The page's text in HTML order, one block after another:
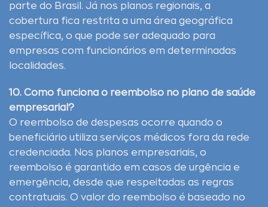
parte do Brasil. Já nos planos regionais, a
cobertura fica restrita a uma área geográfica
específica, o que pode ser adequado para
empresas com funcionários em determinadas
localidades.
10. Como funciona o reembolso no plano de saúde
empresarial?
O reembolso de despesas ocorre quando o
beneficiário utiliza serviços médicos fora da rede
credenciada. Nos planos empresariais, o
reembolso é garantido em casos de urgência e
emergência, desde que respeitadas as regras
contratuais. O valor do reembolso é baseado no